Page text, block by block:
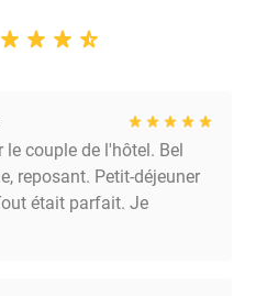
le couple de l'hôtel. Bel
reposant. Petit-déjeuner
était parfait. Je